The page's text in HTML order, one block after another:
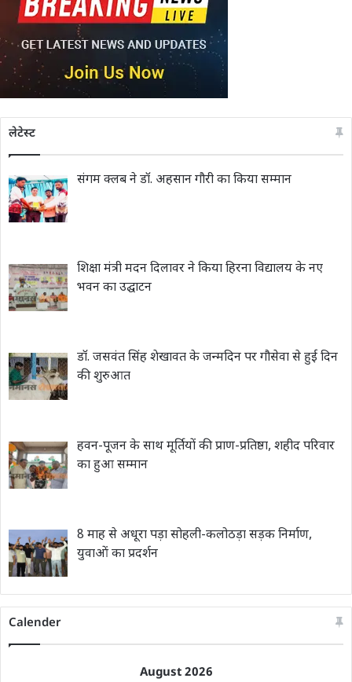
लेटेस्ट
संगम क्लब ने डॉ. अहसान गौरी का किया सम्मान
शिक्षा मंत्री मदन दिलावर ने किया हिरना विद्यालय के नए
भवन का उद्घाटन
डॉ. जसवंत सिंह शेखावत के जन्मदिन पर गौसेवा से हुई दिन
की शुरुआत
हवन-पूजन के साथ मूर्तियों की प्राण-प्रतिष्ठा, शहीद परिवार
का हुआ सम्मान
8 माह से अधूरा पड़ा सोहली-कलोठड़ा सड़क निर्माण,
युवाओं का प्रदर्शन
Calender
August 2026